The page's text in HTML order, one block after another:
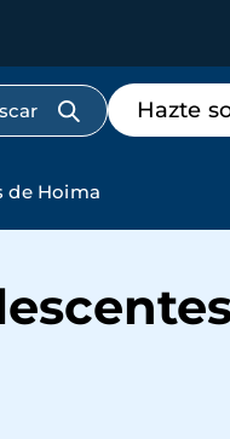
Menú
de
destacados
Hazte
de Hoima